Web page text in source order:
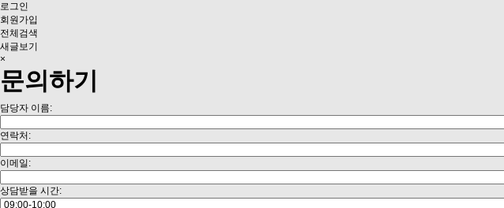
로그인
회원가입
전체검색
새글보기
×
문의하기
담당자 이름:
연락처:
이메일:
상담받을 시간: